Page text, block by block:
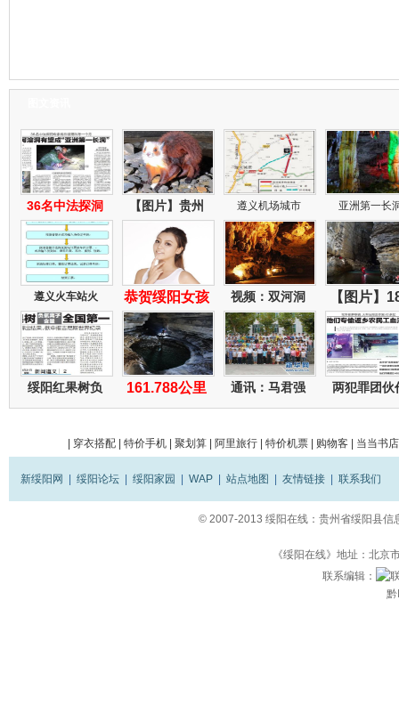
36名中法探洞 【图片】贵州 遵义机场城市 亚洲第一长
遵义火车站火 恭贺绥阳女孩 视频：双河洞 【图片】
绥阳红果树负 161.788公里 通讯：马君强 两犯罪团
穿衣搭配| 特价手机| 聚划算| 阿里旅行| 特价机票| 购物客| 当当书店
新绥阳网 绥阳论坛 绥阳家园 WAP 站点地图 友情链接 联系我们
© 2007-2013 绥阳在线：贵州省绥阳县信
《绥阳在线》地址：北
联系编辑：